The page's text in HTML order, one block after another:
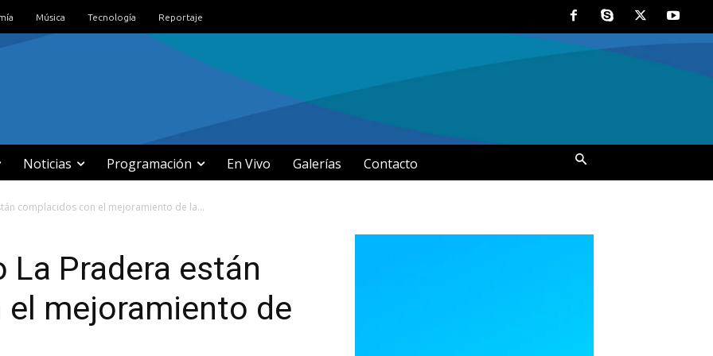
Música Tecnología Reportaje
Noticias Programación En Vivo Galerías Contacto
complacidos con el mejoramiento de la...
La Pradera están
mejoramiento de